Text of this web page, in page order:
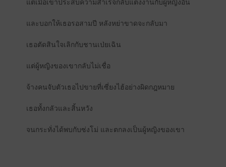
แต่เมื่อเขาประสบความสำเร็จกลับแต่งงานกับผู้หญิงอื่น
และบอกให้เธอรอสามปี หลังหย่าขาดจะกลับมา
เธอตัดสินใจเลิกกับชานเป่ยเฉิน
แต่ผู้หญิงของเขากลับไม่เชื่อ
จ้างคนจับตัวเธอไปขายที่เซี่ยงไฮ้อย่างผิดกฎหมาย
เธอทั้งกลัวและสิ้นหวัง
จนกระทั่งได้พบกับซ่งโม่ และตกลงเป็นผู้หญิงของเขา